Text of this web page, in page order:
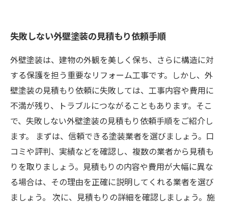
失敗しない外壁塗装の見積もり依頼手順
外壁塗装は、建物の外観を美しく保ち、さらに構造に対
する保護を担う重要なリフォーム工事です。しかし、外
壁塗装の見積もり依頼に失敗しては、工事内容や費用に
不満が残り、トラブルにつながることもあります。そこ
で、失敗しない外壁塗装の見積もり依頼手順をご紹介し
ます。 まずは、信頼できる塗装業者を選びましょう。口
コミや評判、実績などを確認し、複数の業者から見積も
りを取りましょう。見積もりの内容や費用が大幅に異な
る場合は、その理由を正確に説明してくれる業者を選び
ましょう。 次に、見積もりの詳細を確認しましょう。施